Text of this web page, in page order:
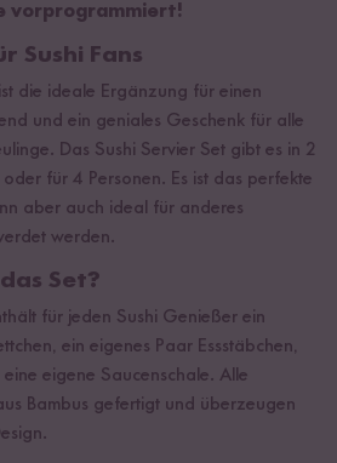
vorprogrammiert!
Sushi Fans
die ideale Ergänzung für einen
und ein geniales Geschenk für alle
Das Sushi Servier Set gibt es in 2
für 4 Personen. Es ist das perfekte
aber auch ideal für anderes
werden.
Set?
für jeden Sushi Genießer ein
ein eigenes Paar Essstäbchen,
eigene Saucenschale. Alle
Bambus gefertigt und überzeugen